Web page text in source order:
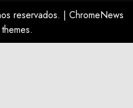
reservados. | ChromeNews